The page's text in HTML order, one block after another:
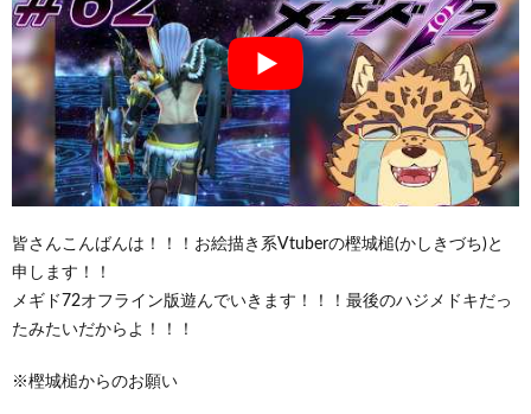
皆さんこんばんは！！！お絵描き系Vtuberの樫城槌(かしきづち)と
申します！！
メギド72オフライン版遊んでいきます！！！最後のハジメドキだっ
たみたいだからよ！！！
※樫城槌からのお願い